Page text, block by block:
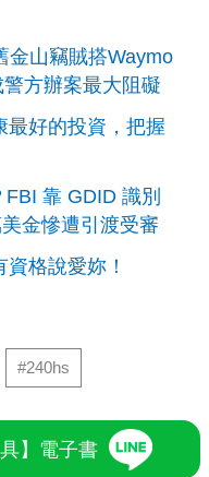
金山竊賊搭Waymo
方辦案最大阻礙
最好的投資，把握
靠 GDID 識別
金慘遭引渡受審
格說愛妳！
#240hs
】電子書